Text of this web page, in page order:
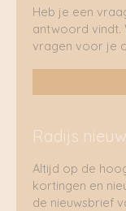
Heb je een
antwoord vindt.
vragen voor je
Radijs
Altijd op de
kortingen en
de nieuwsbrief